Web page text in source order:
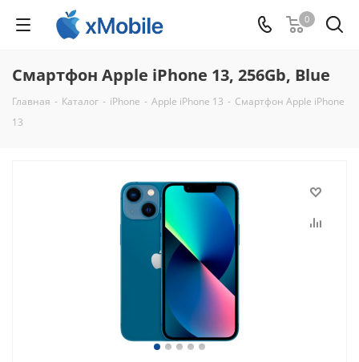
0
Смартфон Apple iPhone 13, 256Gb, Blue
Главная - Каталог - iPhone - Apple iPhone 13 - Смартфон Apple iPhone
13